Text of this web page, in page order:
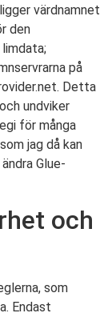
värdnamnet
den
på
Detta
undviker
för många
jag då kan
Glue-
och
som
Endast